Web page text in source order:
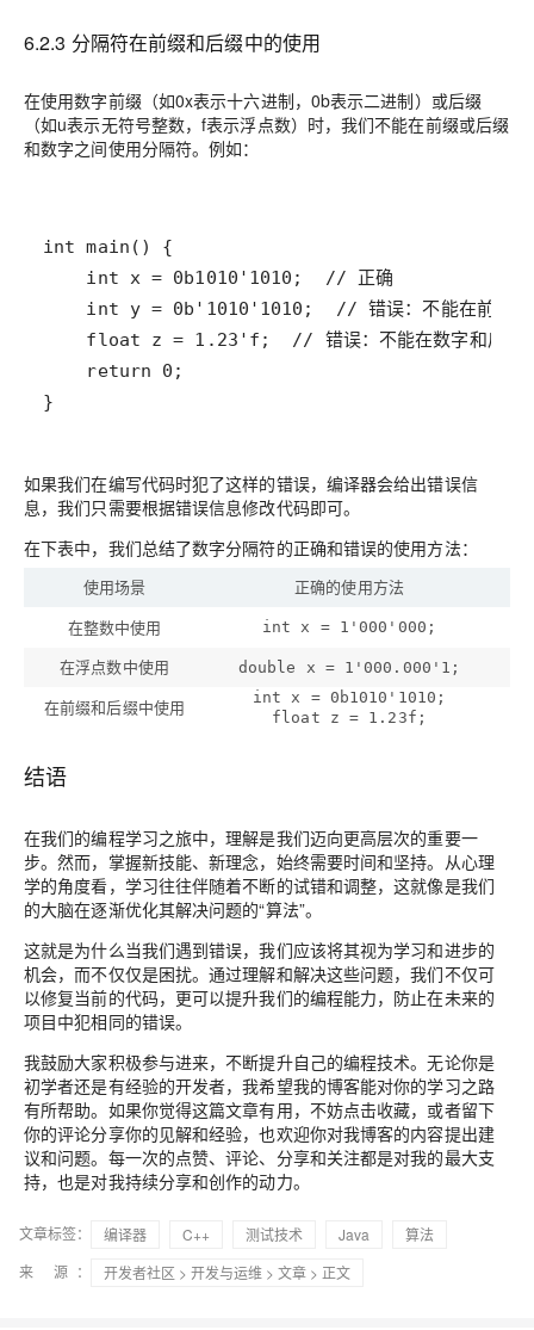
6.2.3 分隔符在前缀和后缀中的使用
在使用数字前缀（如0x表示十六进制，0b表示二进制）或后缀
（如u表示无符号整数，f表示浮点数）时，我们不能在前缀或后缀
和数字之间使用分隔符。例如：
}
如果我们在编写代码时犯了这样的错误，编译器会给出错误信
息，我们只需要根据错误信息修改代码即可。
在下表中，我们总结了数字分隔符的正确和错误的使用方法：
使用场景
正确的使用方法
在整数中使用
int x = 1'000'000;
在浮点数中使用 double x = 1'000.000'1;
在前缀和后缀中使用
int x = 0b1010'1010;
float z = 1.23f;
结语
在我们的编程学习之旅中，理解是我们迈向更高层次的重要一
步。然而，掌握新技能、新理念，始终需要时间和坚持。从心理
学的角度看，学习往往伴随着不断的试错和调整，这就像是我们
的大脑在逐渐优化其解决问题的“算法”。
这就是为什么当我们遇到错误，我们应该将其视为学习和进步的
机会，而不仅仅是困扰。通过理解和解决这些问题，我们不仅可
以修复当前的代码，更可以提升我们的编程能力，防止在未来的
项目中犯相同的错误。
我鼓励大家积极参与进来，不断提升自己的编程技术。无论你是
初学者还是有经验的开发者，我希望我的博客能对你的学习之路
有所帮助。如果你觉得这篇文章有用，不妨点击收藏，或者留下
你的评论分享你的见解和经验，也欢迎你对我博客的内容提出建
议和问题。每一次的点赞、评论、分享和关注都是对我的最大支
持，也是对我持续分享和创作的动力。
文章标签： 编译器 C++ 测试技术 Java
算法
来 源：
开发者社区 > 开发与运维 > 文章 > 正文